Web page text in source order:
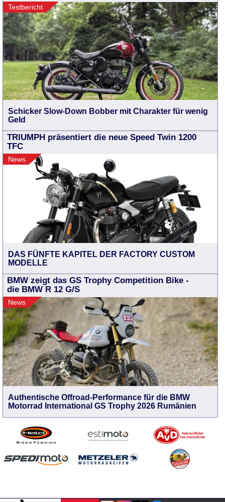
Testbericht
Schicker Slow-Down Bobber mit Charakter für wenig
Geld
TRIUMPH präsentiert die neue Speed Twin 1200
TFC
News
DAS FÜNFTE KAPITEL DER FACTORY CUSTOM
MODELLE
BMW zeigt das GS Trophy Competition Bike -
die BMW R 12 G/S
News
Authentische Offroad-Performance für die BMW
Motorrad International GS Trophy 2026 Rumänien